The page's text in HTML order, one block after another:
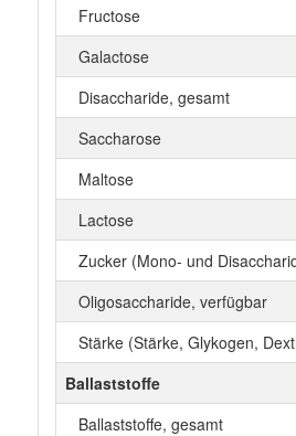
Fructose
Galactose
Disaccharide, gesamt
Saccharose
Maltose
Lactose
Zucker (Mono- und
Oligosaccharide, verfügbar
Stärke (Stärke, Glykogen,
Ballaststoffe
Ballaststoffe, gesamt